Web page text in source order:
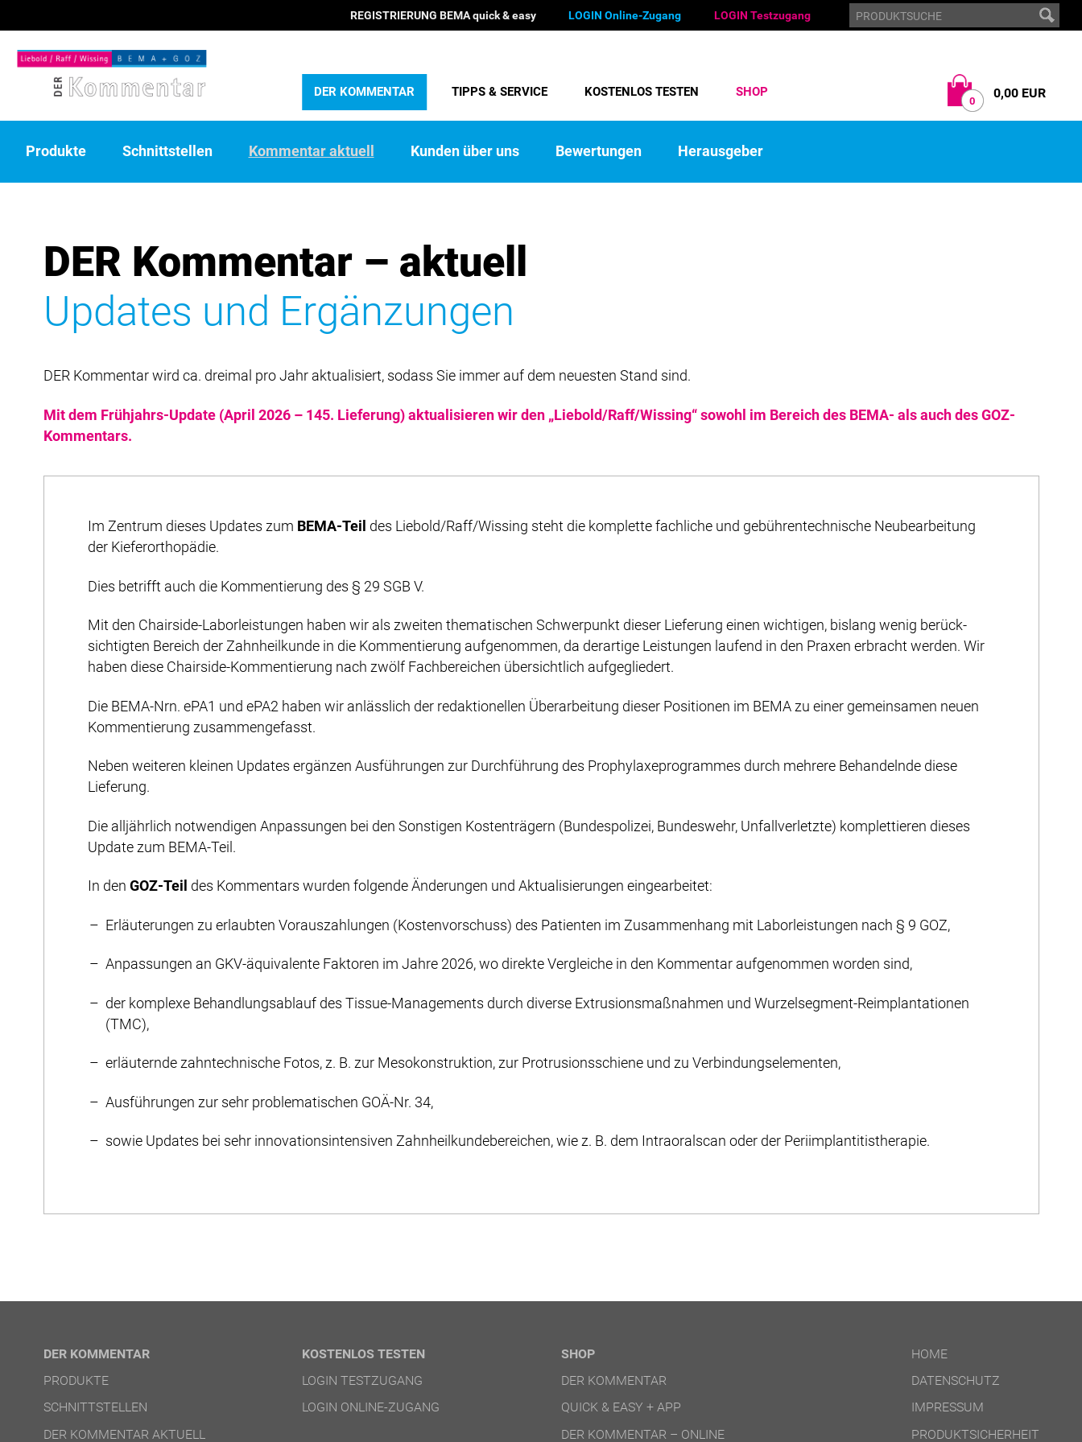
REGISTRIERUNG BEMA quick & easy LOGIN Online-Zugang LOGIN Testzugang
DER KOMMENTAR TIPPS & SERVICE KOSTENLOS TESTEN SHOP
0 0,00 EUR
Produkte Schnittstellen Kommentar aktuell Kunden über uns Bewertungen Herausgeber
DER Kommentar – aktuell
Updates und Ergänzungen
DER Kommentar wird ca. dreimal pro Jahr aktualisiert, sodass Sie immer auf dem neuesten Stand sind.
Mit dem Frühjahrs-Update (April 2026 – 145. Lieferung) aktualisieren wir den „Liebold/Raff/Wissing“ sowohl im Bereich des BEMA- als auch des GOZ-
Kommentars.
Im Zentrum dieses Updates zum BEMA-Teil des Liebold/Raff/Wissing steht die komplette fachliche und gebühren­technische Neubearbeitung
der Kieferorthopädie.
Dies betrifft auch die Kommentierung des § 29 SGB V.
Mit den Chairside-Laborleistungen haben wir als zweiten thematischen Schwerpunkt dieser Lieferung einen wichtigen, bislang wenig berück­
sichtigten Bereich der Zahnheilkunde in die Kommentierung aufgenommen, da derartige Leistungen laufend in den Praxen erbracht werden. Wir
haben diese Chairside-Kommentierung nach zwölf Fachbereichen übersichtlich aufgegliedert.
Die BEMA-Nrn. ePA1 und ePA2 haben wir anlässlich der redaktionellen Überarbeitung dieser Positionen im BEMA zu einer gemeinsamen neuen
Kommentierung zusammengefasst.
Neben weiteren kleinen Updates ergänzen Ausführungen zur Durchführung des Prophylaxe­programmes durch mehrere Behandelnde diese
Lieferung.
Die alljährlich notwendigen Anpassungen bei den Sonstigen Kostenträgern (Bundespolizei, Bundeswehr, Unfallverletzte) komplettieren dieses
Update zum BEMA-Teil.
In den GOZ-Teil des Kommentars wurden folgende Änderungen und Aktualisierungen eingearbeitet:
Erläuterungen zu erlaubten Vorauszahlungen (Kostenvorschuss) des Patienten im Zusammenhang mit Laborleistungen nach § 9 GOZ,
Anpassungen an GKV-äquivalente Faktoren im Jahre 2026, wo direkte Vergleiche in den Kommentar aufgenommen worden sind,
der komplexe Behandlungsablauf des Tissue-Managements durch diverse Extrusions­maßnahmen und Wurzelsegment-Reimplantationen
(TMC),
erläuternde zahntechnische Fotos, z. B. zur Mesokonstruktion, zur Protrusions­schiene und zu Verbindungs­elementen,
Ausführungen zur sehr problematischen GOÄ-Nr. 34,
sowie Updates bei sehr innovations­intensiven Zahnheil­kunde­bereichen, wie z. B. dem Intraoralscan oder der Peri­implantitis­therapie.
DER KOMMENTAR
PRODUKTE
SCHNITTSTELLEN
DER KOMMENTAR AKTUELL
KOSTENLOS TESTEN
LOGIN TESTZUGANG
LOGIN ONLINE-ZUGANG
SHOP
DER KOMMENTAR
QUICK & EASY + APP
DER KOMMENTAR – ONLINE
HOME
DATENSCHUTZ
IMPRESSUM
PRODUKTSICHERHEIT